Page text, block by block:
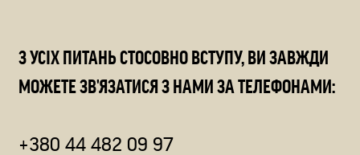
З УСІХ ПИТАНЬ СТОСОВНО ВСТУПУ, ВИ ЗАВЖДИ
МОЖЕТЕ ЗВ'ЯЗАТИСЯ З НАМИ ЗА ТЕЛЕФОНАМИ:
+380 44 482 09 97